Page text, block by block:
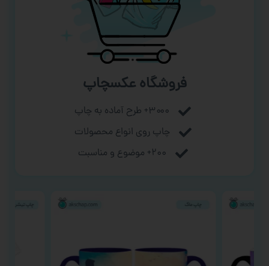
فروشگاه عکسچاپ
۳۰۰۰+ طرح آماده به چاپ
چاپ روی انواع محصولات
۲۰۰+ موضوع و مناسبت